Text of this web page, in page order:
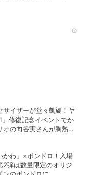
サイザーが堂々凱旋！ヤ
」修復記念イベントでか
オの向谷実さんが胸熱ト
かわ」×ボンドロ！入場
2弾は数量限定のオリジ